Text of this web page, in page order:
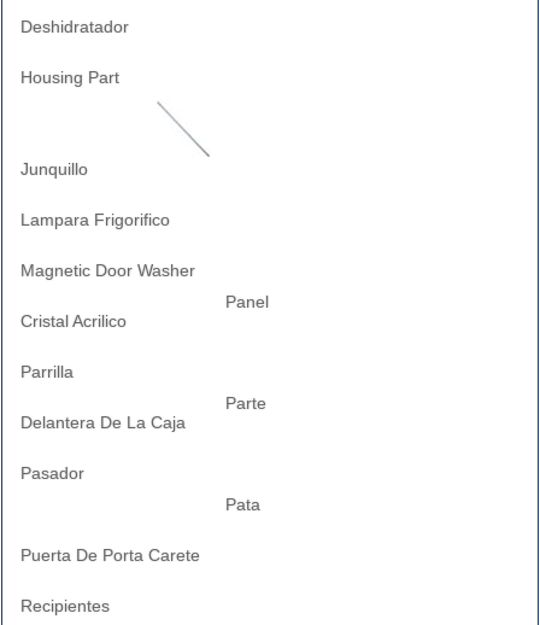
Deshidratador
Housing Part
Junquillo
Lampara Frigorifico
Magnetic Door Washer
Panel
Cristal Acrilico
Parrilla
Parte
Delantera De La Caja
Pasador
Pata
Puerta De Porta Carete
Recipientes